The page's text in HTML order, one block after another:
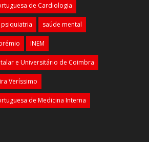
de Cardiologia
psiquiatria saúde mental
INEM
e Universitário de Coimbra
Veríssimo
de Medicina Interna